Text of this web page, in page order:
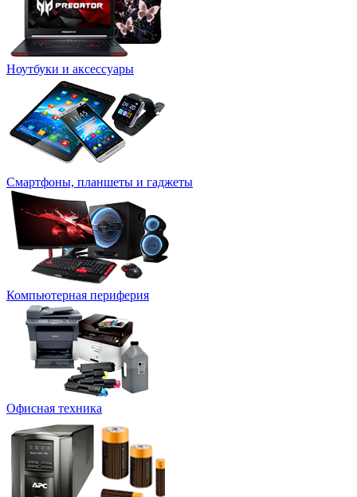
Ноутбуки и аксессуары
Смартфоны, планшеты и гаджеты
Компьютерная периферия
Офисная техника